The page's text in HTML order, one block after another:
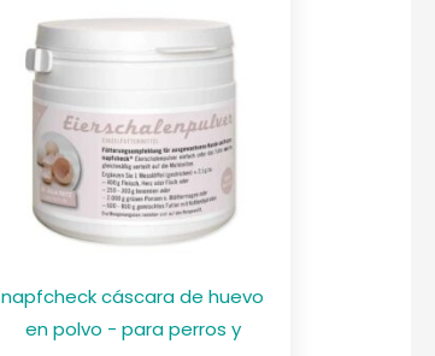
napfcheck cáscara de huevo
en polvo - para perros y